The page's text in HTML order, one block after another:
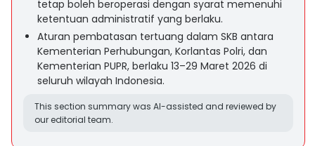
tetap boleh beroperasi dengan syarat memenuhi
ketentuan administratif yang berlaku.
Aturan pembatasan tertuang dalam SKB antara
Kementerian Perhubungan, Korlantas Polri, dan
Kementerian PUPR, berlaku 13–29 Maret 2026 di
seluruh wilayah Indonesia.
This section summary was AI-assisted and reviewed by
our editorial team.